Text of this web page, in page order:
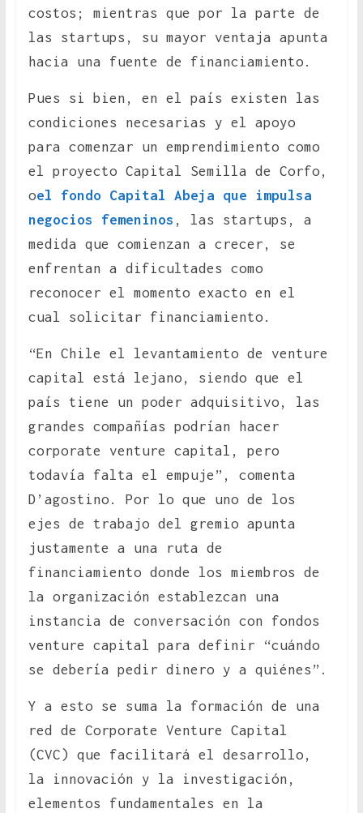
costos; mientras que por la parte de
las startups, su mayor ventaja apunta
hacia una fuente de financiamiento.
Pues si bien, en el país existen las
condiciones necesarias y el apoyo
para comenzar un emprendimiento como
el proyecto Capital Semilla de Corfo,
oel fondo Capital Abeja que impulsa
negocios femeninos , las startups, a
medida que comienzan a crecer, se
enfrentan a dificultades como
reconocer el momento exacto en el
cual solicitar financiamiento.
“En Chile el levantamiento de venture
capital está lejano, siendo que el
país tiene un poder adquisitivo, las
grandes compañías podrían hacer
corporate venture capital, pero
todavía falta el empuje”, comenta
D’agostino. Por lo que uno de los
ejes de trabajo del gremio apunta
justamente a una ruta de
financiamiento donde los miembros de
la organización establezcan una
instancia de conversación con fondos
venture capital para definir “cuándo
se debería pedir dinero y a quiénes”.
Y a esto se suma la formación de una
red de Corporate Venture Capital
(CVC) que facilitará el desarrollo,
la innovación y la investigación,
elementos fundamentales en la